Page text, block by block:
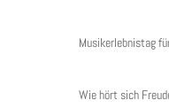
Musikerlebnistag
Wie hört sich